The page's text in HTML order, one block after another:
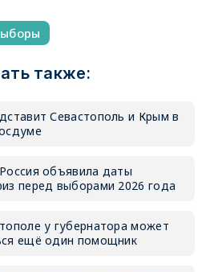
также:
Севастополь и Крым в
объявила даты
перед выборами 2026 года
у губернатора может
ещё один помощник